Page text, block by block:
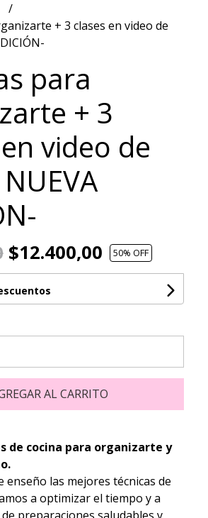
+ 3 clases en video de
para
+ 3
video de
$12.400,00 50% OFF
AL CARRITO
de cocina para organizarte y
enseño las mejores técnicas de
a optimizar el tiempo y a